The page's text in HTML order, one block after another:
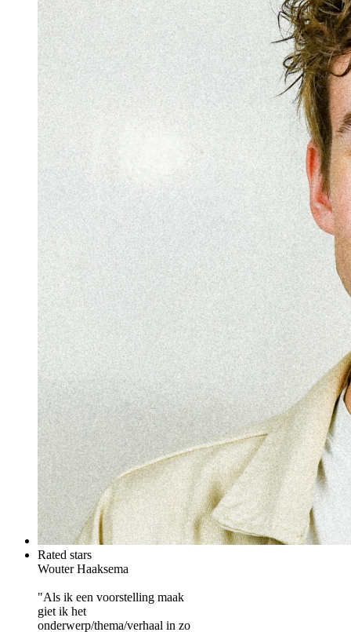
Rated stars
Wouter Haaksema
"Als ik een voorstelling maak
giet ik het
onderwerp/thema/verhaal in zo